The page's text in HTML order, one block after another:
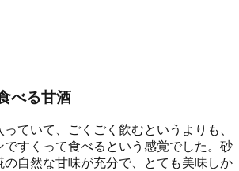
べる甘酒
ていて、ごくごく飲むというよりも、
ですくって食べるという感覚でした。砂
の自然な甘味が充分で、とても美味しか